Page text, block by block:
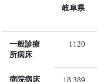
岐阜県
一般診療
所病床
1120
病院病床
18,389